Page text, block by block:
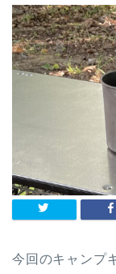
今回のキャンプ